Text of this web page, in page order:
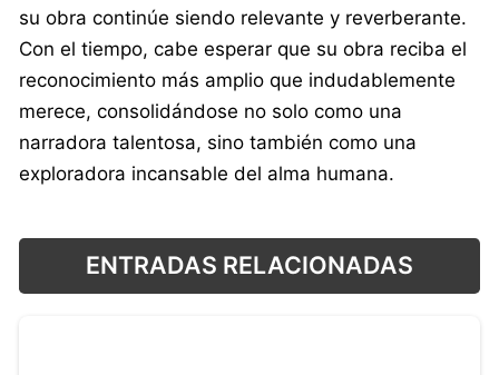
su obra continúe siendo relevante y reverberante.
Con el tiempo, cabe esperar que su obra reciba el
reconocimiento más amplio que indudablemente
merece, consolidándose no solo como una
narradora talentosa, sino también como una
exploradora incansable del alma humana.
ENTRADAS RELACIONADAS